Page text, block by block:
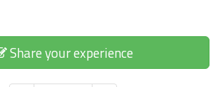
Share your experience